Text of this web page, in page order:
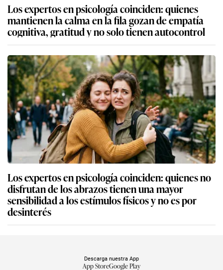
Los expertos en psicología coinciden: quienes
mantienen la calma en la fila gozan de empatía
cognitiva, gratitud y no solo tienen autocontrol
Los expertos en psicología coinciden: quienes no
disfrutan de los abrazos tienen una mayor
sensibilidad a los estímulos físicos y no es por
desinterés
Descarga nuestra App
App StoreGoogle Play